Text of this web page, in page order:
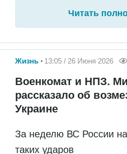
Читать
Жизнь 13:05 / 26 Июня 2026
Военкомат и НПЗ.
рассказало об
Украине
За неделю ВС России
таких ударов